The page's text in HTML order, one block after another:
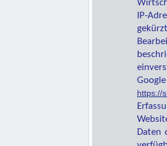
IP-
https://
Daten